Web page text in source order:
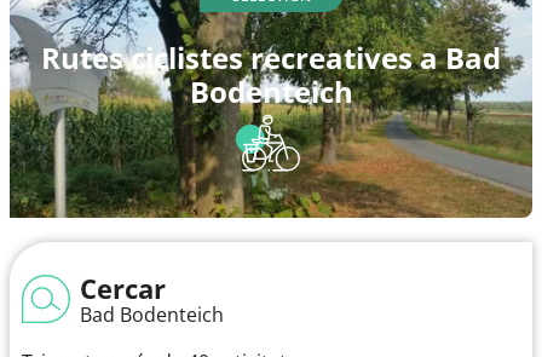
Rutes ciclistes recreatives a Bad
Bodenteich
Cercar
Bad Bodenteich